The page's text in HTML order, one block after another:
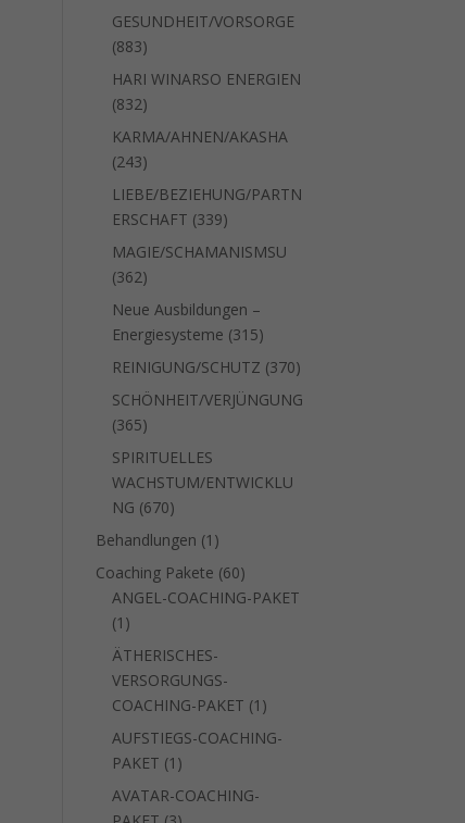
Produkte
GESUNDHEIT/VORSORGE
883883
Produkte
HARI WINARSO ENERGIEN
832832
Produkte
KARMA/AHNEN/AKASHA
243243
Produkte
LIEBE/BEZIEHUNG/PARTN
ERSCHAFT 339339
Produkte
MAGIE/SCHAMANISMSU
362362
Produkte
Neue Ausbildungen –
Energiesysteme 315315
Produkte
REINIGUNG/SCHUTZ 370370
Produkte
SCHÖNHEIT/VERJÜNGUNG
365365
Produkte
SPIRITUELLES
WACHSTUM/ENTWICKLU
NG 670670
Produkte
Behandlungen 1 1
Produkt
Coaching Pakete 6060
Produkte
ANGEL-COACHING-PAKET
1 1
Produkt
ÄTHERISCHES-
VERSORGUNGS-
COACHING-PAKET 1 1
Produkt
AUFSTIEGS-COACHING-
PAKET 1 1
Produkt
AVATAR-COACHING-